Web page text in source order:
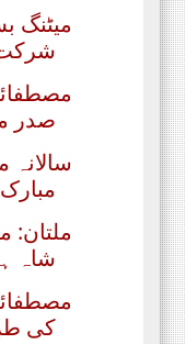
میٹنگ
شرکت
صدر
ملتان:
شاہ
کی